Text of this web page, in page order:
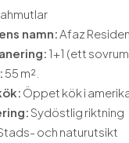
namn:Afaz
1+1 (ett
55 m².
Öppet kök i
Sydöstlig riktning
och naturutsikt